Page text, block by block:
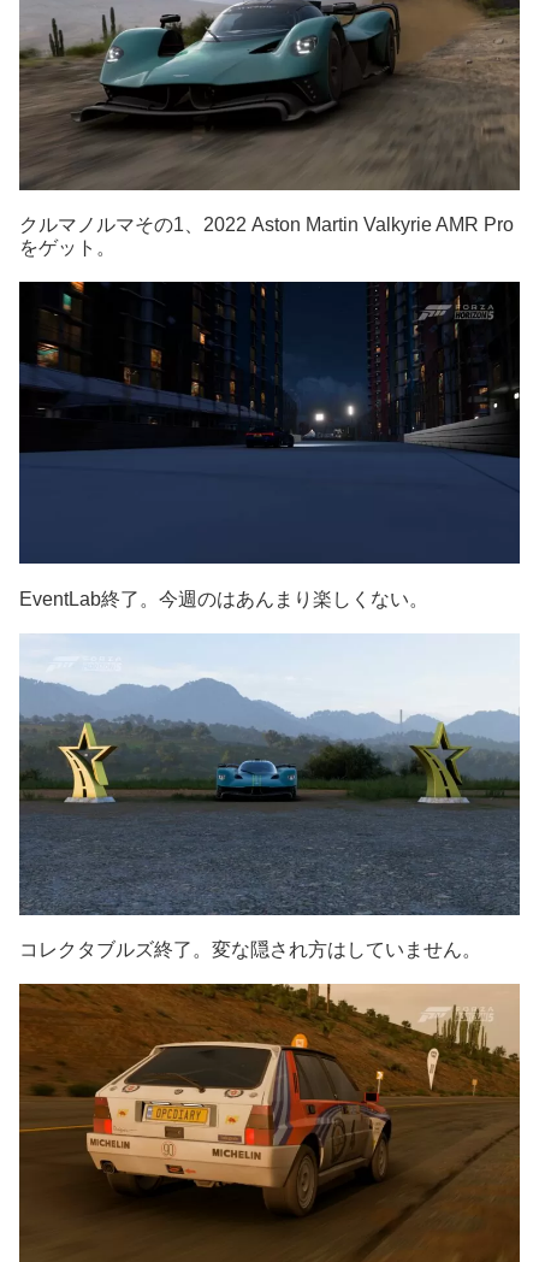
クルマノルマその1、2022 Aston Martin Valkyrie AMR Pro
をゲット。
EventLab終了。今週のはあんまり楽しくない。
コレクタブルズ終了。変な隠され方はしていません。